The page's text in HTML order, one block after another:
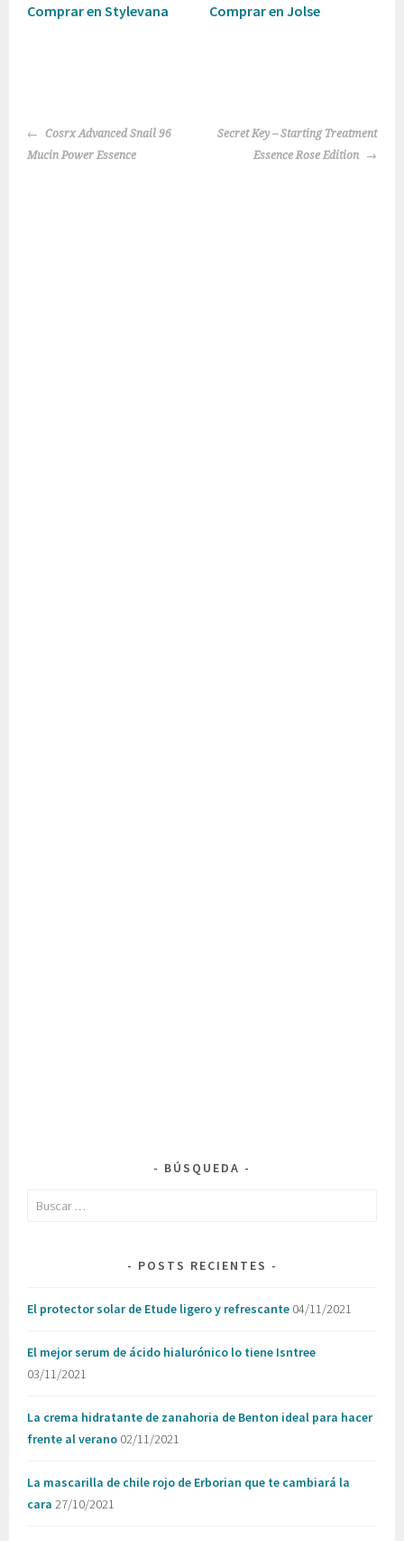
Comprar en Stylevana Comprar en Jolse
NAVEGACIÓN
DE
Cosrx Advanced Snail 96
Mucin Power Essence
Secret Key – Starting Treatment
Essence Rose Edition
BÚSQUEDA
Buscar:
POSTS RECIENTES
El protector solar de Etude ligero y refrescante 04/11/2021
El mejor serum de ácido hialurónico lo tiene Isntree
03/11/2021
La crema hidratante de zanahoria de Benton ideal para hacer
frente al verano 02/11/2021
La mascarilla de chile rojo de Erborian que te cambiará la
cara 27/10/2021